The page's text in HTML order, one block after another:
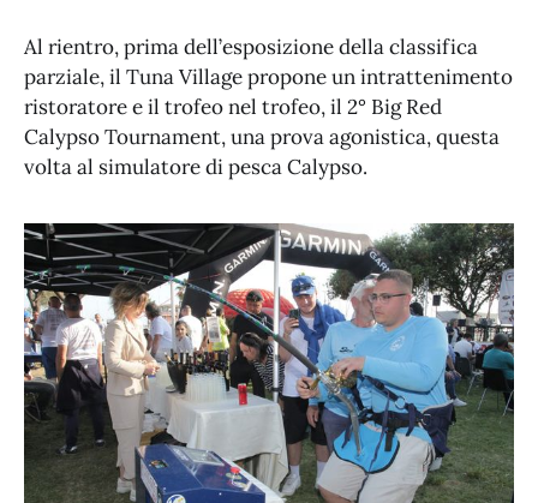
Al rientro, prima dell’esposizione della classifica
parziale, il Tuna Village propone un intrattenimento
ristoratore e il trofeo nel trofeo, il 2° Big Red
Calypso Tournament, una prova agonistica, questa
volta al simulatore di pesca Calypso.